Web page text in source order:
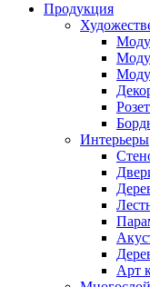
Продукция
Интерьеры
Арт